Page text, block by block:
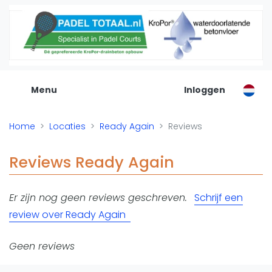
Menu
De Padel Gids
Alle padel locaties
Organisatie
Banenbouwers
Reserveringssystemen
Toevoegen data
Laatste updates
Padel
Inloggen
Home Locaties Ready Again Reviews
Reviews Ready Again
Er zijn nog geen reviews geschreven. Schrijf een
review over Ready Again
Geen reviews